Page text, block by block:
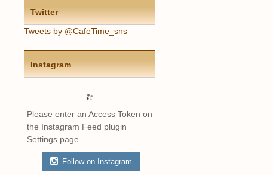
Twitter
Tweets by @CafeTime_sns
Instagram
Please enter an Access Token on
the Instagram Feed plugin
Settings page
Follow on Instagram